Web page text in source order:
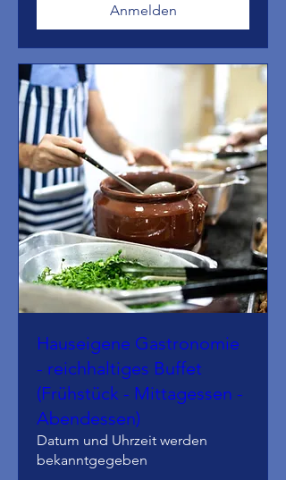
Anmelden
Hauseigene Gastronomie
- reichhaltiges Buffet
(Frühstück - Mittagessen -
Abendessen)
Datum und Uhrzeit werden
bekanntgegeben